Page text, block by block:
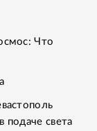
Что
подаче света